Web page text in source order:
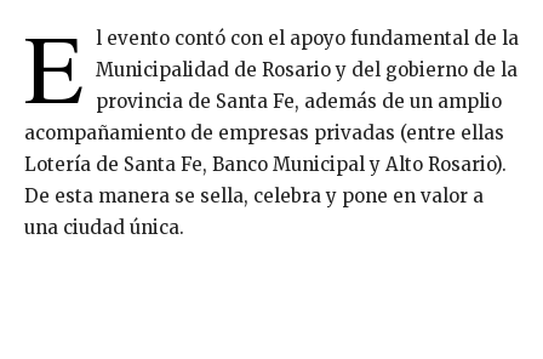
E l evento contó con el apoyo fundamental de la
Municipalidad de Rosario y del gobierno de la
provincia de Santa Fe, además de un amplio
acompañamiento de empresas privadas (entre ellas
Lotería de Santa Fe, Banco Municipal y Alto Rosario).
De esta manera se sella, celebra y pone en valor a
una ciudad única.